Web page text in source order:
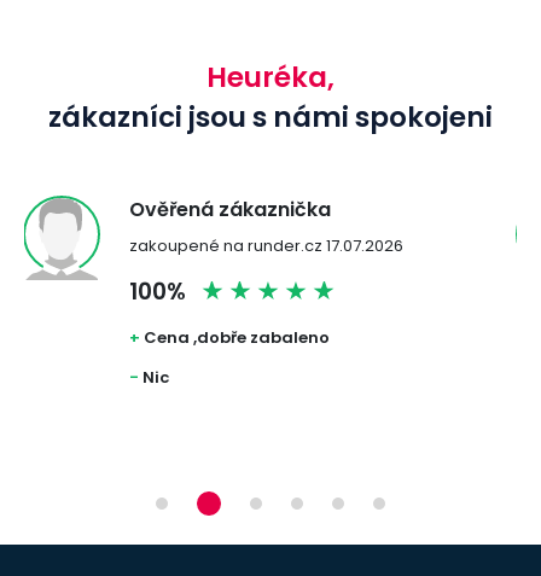
Heuréka,
zákazníci jsou s námi spokojeni
Ověřená zákaznička
zakoupené na runder.cz 17.07.2026
100%
+ Cena ,dobře zabaleno
- Nic